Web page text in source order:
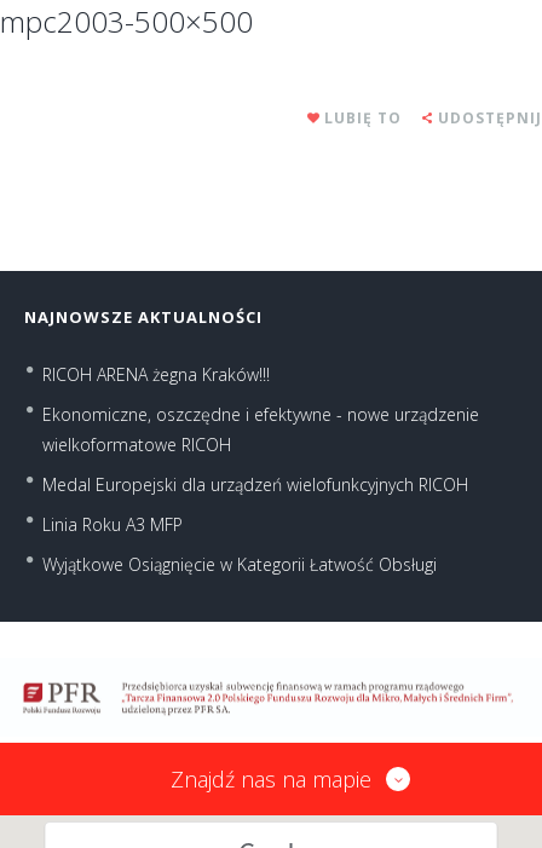
mpc2003-500×500
LUBIĘ TO UDOSTĘPNIJ
NAJNOWSZE AKTUALNOŚCI
RICOH ARENA żegna Kraków!!!
Ekonomiczne, oszczędne i efektywne - nowe urządzenie
wielkoformatowe RICOH
Medal Europejski dla urządzeń wielofunkcyjnych RICOH
Linia Roku A3 MFP
Wyjątkowe Osiągnięcie w Kategorii Łatwość Obsługi
Znajdź nas na mapie